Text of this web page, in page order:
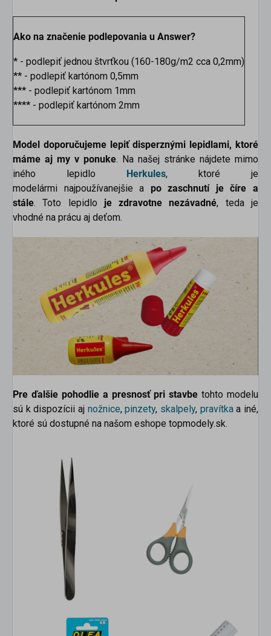
Ako na značenie podlepovania u Answer?
* - podlepiť jednou štvrťkou (160-180g/m2 cca 0,2mm)
** - podlepiť kartónom 0,5mm
*** - podlepiť kartónom 1mm
**** - podlepiť kartónom 2mm
Model doporučujeme lepiť disperznými lepidlami, ktoré
máme aj my v ponuke. Na našej stránke nájdete mimo
iného lepidlo Herkules, ktoré je
modelármi najpoužívanejšie a po zaschnutí je číre a
stále. Toto lepidlo je zdravotne nezávadné, teda je
vhodné na prácu aj deťom.
Pre ďalšie pohodlie a presnosť pri stavbe tohto modelu
sú k dispozícii aj nožnice,pinzety, skalpely, pravítkaa iné,
ktoré sú dostupné na našom eshope topmodely.sk.